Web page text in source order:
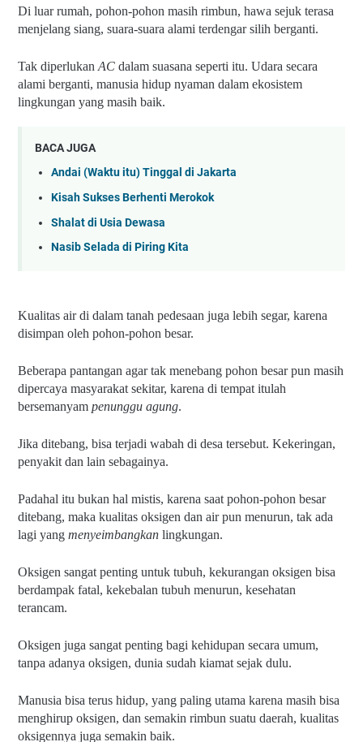
Di luar rumah, pohon-pohon masih rimbun, hawa sejuk terasa
menjelang siang, suara-suara alami terdengar silih berganti.
Tak diperlukan AC dalam suasana seperti itu. Udara secara
alami berganti, manusia hidup nyaman dalam ekosistem
lingkungan yang masih baik.
BACA JUGA
Andai (Waktu itu) Tinggal di Jakarta
Kisah Sukses Berhenti Merokok
Shalat di Usia Dewasa
Nasib Selada di Piring Kita
Kualitas air di dalam tanah pedesaan juga lebih segar, karena
disimpan oleh pohon-pohon besar.
Beberapa pantangan agar tak menebang pohon besar pun masih
dipercaya masyarakat sekitar, karena di tempat itulah
bersemanyam penunggu agung.
Jika ditebang, bisa terjadi wabah di desa tersebut. Kekeringan,
penyakit dan lain sebagainya.
Padahal itu bukan hal mistis, karena saat pohon-pohon besar
ditebang, maka kualitas oksigen dan air pun menurun, tak ada
lagi yang menyeimbangkan lingkungan.
Oksigen sangat penting untuk tubuh, kekurangan oksigen bisa
berdampak fatal, kekebalan tubuh menurun, kesehatan
terancam.
Oksigen juga sangat penting bagi kehidupan secara umum,
tanpa adanya oksigen, dunia sudah kiamat sejak dulu.
Manusia bisa terus hidup, yang paling utama karena masih bisa
menghirup oksigen, dan semakin rimbun suatu daerah, kualitas
oksigennya juga semakin baik.